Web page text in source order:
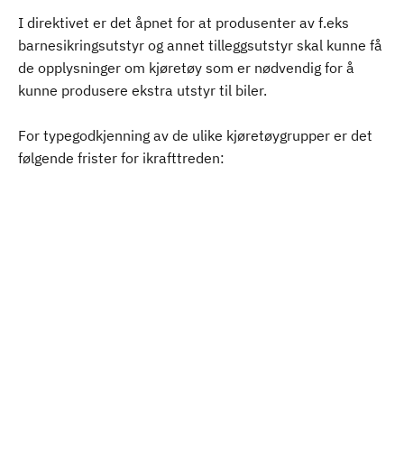
I direktivet er det åpnet for at produsenter av f.eks
barnesikringsutstyr og annet tilleggsutstyr skal kunne få
de opplysninger om kjøretøy som er nødvendig for å
kunne produsere ekstra utstyr til biler.
For typegodkjenning av de ulike kjøretøygrupper er det
følgende frister for ikrafttreden: